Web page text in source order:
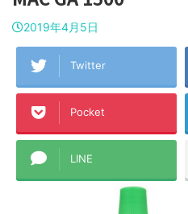
2019年4月5日
Twitter
Pocket
LINE